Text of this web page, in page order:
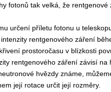
fotonů tak velká, že rentgenové
určení příletu fotonu u
rentgenového záření
prostoročasu v blízkosti
rentgenového záření závisí na
hvězdy známe,
její rotace určit její rozměry.